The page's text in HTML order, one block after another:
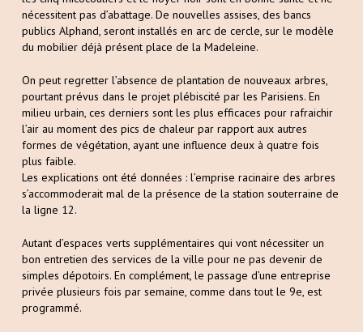
nécessitent pas d’abattage. De nouvelles assises, des bancs
publics Alphand, seront installés en arc de cercle, sur le modèle
du mobilier déjà présent place de la Madeleine.
On peut regretter l’absence de plantation de nouveaux arbres,
pourtant prévus dans le projet plébiscité par les Parisiens. En
milieu urbain, ces derniers sont les plus efficaces pour rafraichir
l’air au moment des pics de chaleur par rapport aux autres
formes de végétation, ayant une influence deux à quatre fois
plus faible.
Les explications ont été données : l’emprise racinaire des arbres
s’accommoderait mal de la présence de la station souterraine de
la ligne 12.
Autant d’espaces verts supplémentaires qui vont nécessiter un
bon entretien des services de la ville pour ne pas devenir de
simples dépotoirs. En complément, le passage d’une entreprise
privée plusieurs fois par semaine, comme dans tout le 9e, est
programmé.